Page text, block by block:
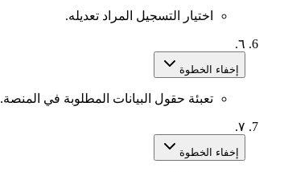
اختيار التسجيل المراد تعديله.
٦.
إخفاء الخطوة
تعبئة حقول البيانات المطلوبة في المنصة.
٧.
إخفاء الخطوة